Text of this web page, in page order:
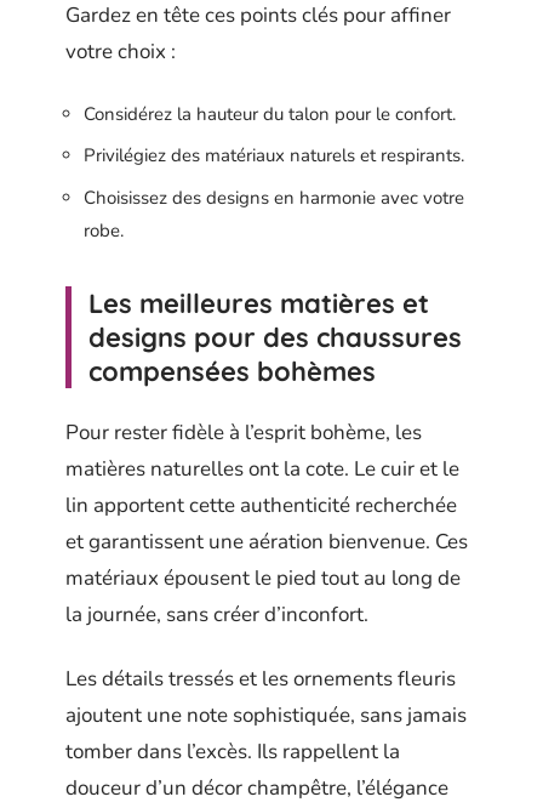
Gardez en tête ces points clés pour affiner
votre choix :
Considérez la hauteur du talon pour le confort.
Privilégiez des matériaux naturels et respirants.
Choisissez des designs en harmonie avec votre
robe.
Les meilleures matières et
designs pour des chaussures
compensées bohèmes
Pour rester fidèle à l’esprit bohème, les
matières naturelles ont la cote. Le cuir et le
lin apportent cette authenticité recherchée
et garantissent une aération bienvenue. Ces
matériaux épousent le pied tout au long de
la journée, sans créer d’inconfort.
Les détails tressés et les ornements fleuris
ajoutent une note sophistiquée, sans jamais
tomber dans l’excès. Ils rappellent la
douceur d’un décor champêtre, l’élégance